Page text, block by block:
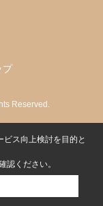
プ
Reserved.
ス向上検討を目的と
認ください。